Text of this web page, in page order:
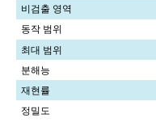
비검출 영역
동작 범위
최대 범위
분해능
재현률
정밀도